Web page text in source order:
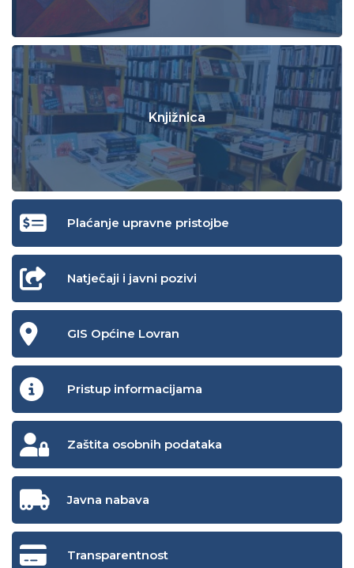
Knjižnica
Plaćanje upravne pristojbe
Natječaji i javni pozivi
GIS Općine Lovran
Pristup informacijama
Zaštita osobnih podataka
Javna nabava
Transparentnost